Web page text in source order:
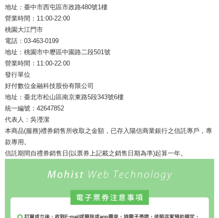
地址：臺中市西屯區市政路480號1樓
營業時間：11:00-22:00
桃園大江門市
電話：03-463-0199
地址：桃園市中壢區中園路二段501號
營業時間：11:00-22:00
發行單位
好付數位金融科技股份有限公司
地址：臺北市松山區南京東路5段343號6樓
統一編號：42647852
代表人：吳瀅潔
本商品(服務)禮券銷售所收取之金額，已存入陽信商業銀行之信託專戶，專
款專用。
信託期間自禮券銷售日(以票券上記載之銷售日期為準)起算一年。